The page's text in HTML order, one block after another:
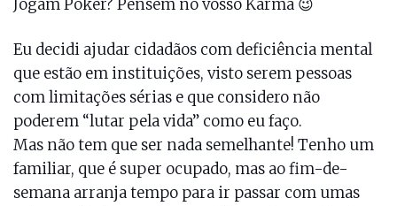
Jogam Poker? Pensem no vosso Karma 😉
Eu decidi ajudar cidadãos com deficiência mental
que estão em instituições, visto serem pessoas
com limitações sérias e que considero não
poderem “lutar pela vida” como eu faço.
Mas não tem que ser nada semelhante! Tenho um
familiar, que é super ocupado, mas ao fim-de-
semana arranja tempo para ir passar com umas